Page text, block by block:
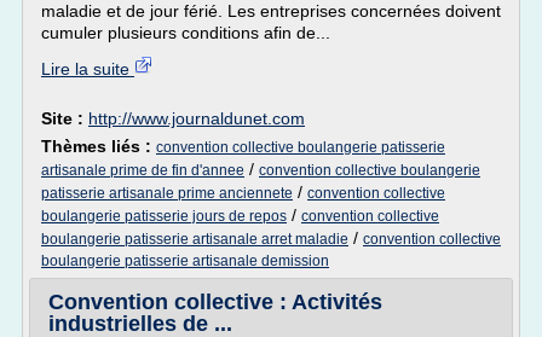
maladie et de jour férié. Les entreprises concernées doivent
cumuler plusieurs conditions afin de...
Lire la suite
Site : http://www.journaldunet.com
Thèmes liés : convention collective boulangerie patisserie
artisanale prime de fin d'annee / convention collective boulangerie
patisserie artisanale prime anciennete / convention collective
boulangerie patisserie jours de repos / convention collective
boulangerie patisserie artisanale arret maladie / convention collective
boulangerie patisserie artisanale demission
Convention collective : Activités
industrielles de ...